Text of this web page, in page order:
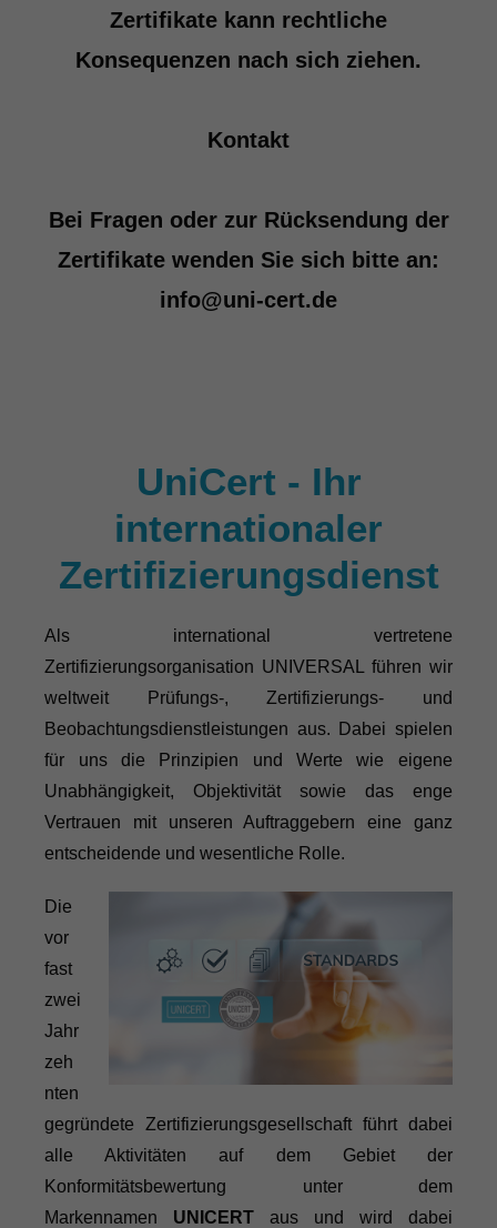
Zertifikate kann rechtliche
Konsequenzen nach sich ziehen.
Kontakt
Bei Fragen oder zur Rücksendung der
Zertifikate wenden Sie sich bitte an:
info@uni-cert.de
UniCert - Ihr
internationaler
Zertifizierungsdienst
Als international vertretene
Zertifizierungsorganisation UNIVERSAL führen wir
weltweit Prüfungs-, Zertifizierungs- und
Beobachtungsdienstleistungen aus. Dabei spielen
für uns die Prinzipien und Werte wie eigene
Unabhängigkeit, Objektivität sowie das enge
Vertrauen mit unseren Auftraggebern eine ganz
entscheidende und wesentliche Rolle.
Die
vor
fast
zwei
Jahr
zeh
nten
gegründete Zertifizierungsgesellschaft führt dabei
alle Aktivitäten auf dem Gebiet der
Konformitätsbewertung unter dem
Markennamen UNICERT aus und wird dabei